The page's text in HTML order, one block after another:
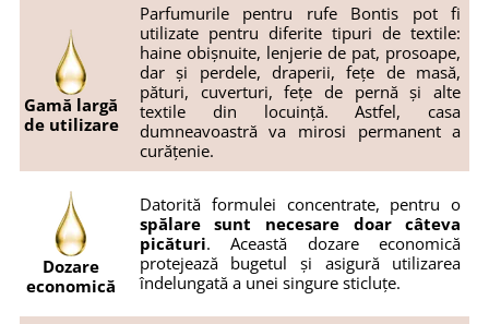
Gamă largă
de utilizare
Parfumurile pentru rufe Bontis pot fi
utilizate pentru diferite tipuri de textile:
haine obișnuite, lenjerie de pat, prosoape,
dar și perdele, draperii, fețe de masă,
pături, cuverturi, fețe de pernă și alte
textile din locuință. Astfel, casa
dumneavoastră va mirosi permanent a
curățenie.
Dozare
economică
Datorită formulei concentrate, pentru o
spălare sunt necesare doar câteva
picături. Această dozare economică
protejează bugetul și asigură utilizarea
îndelungată a unei singure sticluțe.